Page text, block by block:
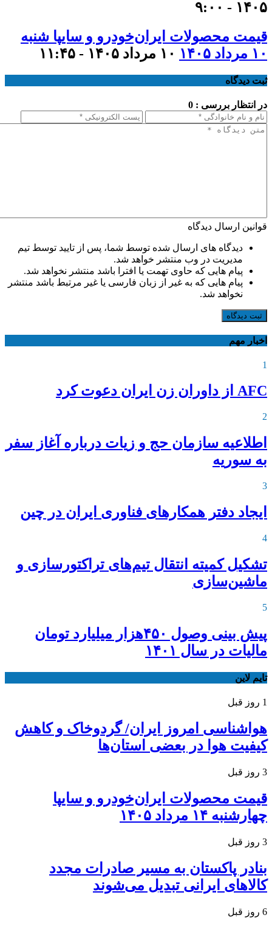
۱۴۰۵ - ۹:۰۰
قیمت محصولات ایران‌خودرو و سایپا شنبه
۱۰ مرداد ۱۴۰۵
۱۰ مرداد ۱۴۰۵ - ۱۱:۴۵
ثبت دیدگاه
در انتظار بررسی : 0
قوانین ارسال دیدگاه
دیدگاه های ارسال شده توسط شما، پس از تایید توسط تیم
مدیریت در وب منتشر خواهد شد.
پیام هایی که حاوی تهمت یا افترا باشد منتشر نخواهد شد.
پیام هایی که به غیر از زبان فارسی یا غیر مرتبط باشد منتشر
نخواهد شد.
ثبت دیدگاه
اخبار مهم
1
AFC از داوران زن ایران دعوت کرد
2
اطلاعیه‌ سازمان حج و زیات درباره آغاز سفر
به سوریه
3
ایجاد دفتر همکارهای فناوری ایران در چین
4
تشکیل کمیته انتقال تیم‌های تراکتورسازی و
ماشین‌سازی
5
پیش بینی وصول ۴۵۰هزار میلیارد تومان
مالیات در سال ۱۴۰۱
تایم لاین
1 روز قبل
هواشناسی امروز ایران/ گردوخاک و کاهش
کیفیت هوا در بعضی استان‌ها
3 روز قبل
قیمت محصولات ایران‌خودرو و سایپا
چهارشنبه ۱۴ مرداد ۱۴۰۵
3 روز قبل
بنادر پاکستان به مسیر صادرات مجدد
کالاهای ایرانی تبدیل می‌شوند
6 روز قبل